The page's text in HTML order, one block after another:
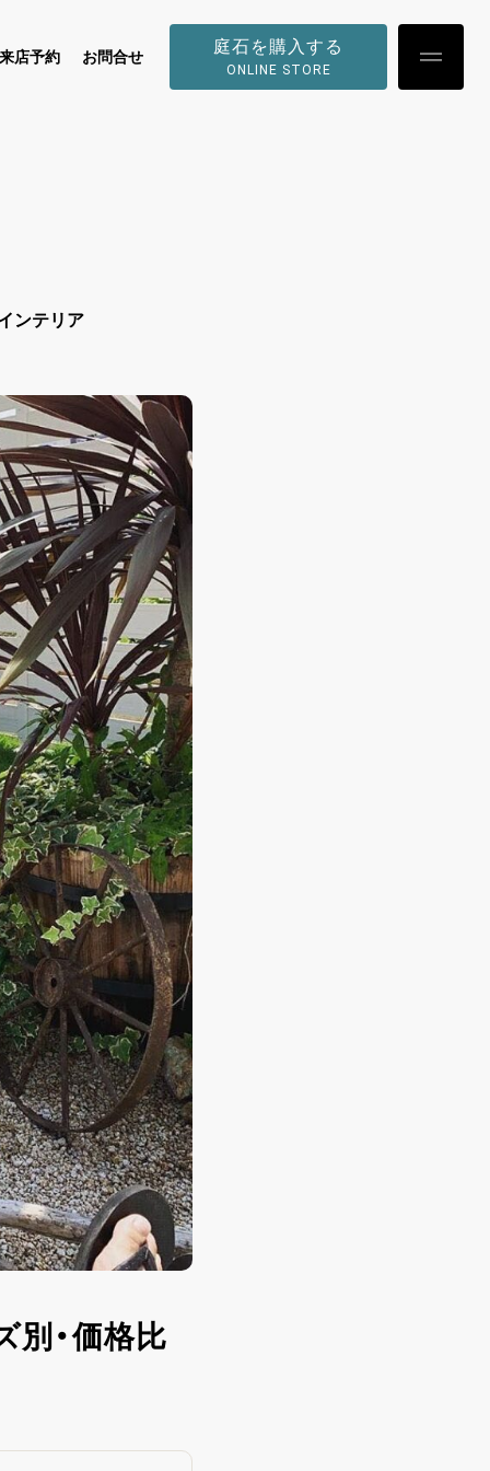
来店予約 お問合せ
庭石を購入する
ONLINE STORE
ンテリア
別・価格比